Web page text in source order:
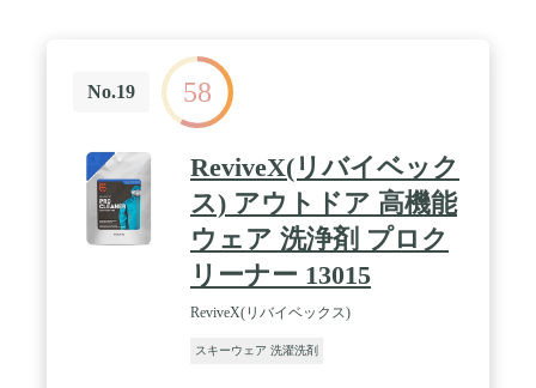
No.19 58
ReviveX(リバイベック
ス) アウトドア 高機能
ウェア 洗浄剤 プロク
リーナー 13015
ReviveX(リバイベックス)
スキーウェア 洗濯洗剤